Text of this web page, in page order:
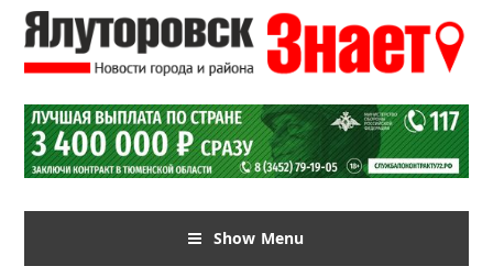
Show Menu